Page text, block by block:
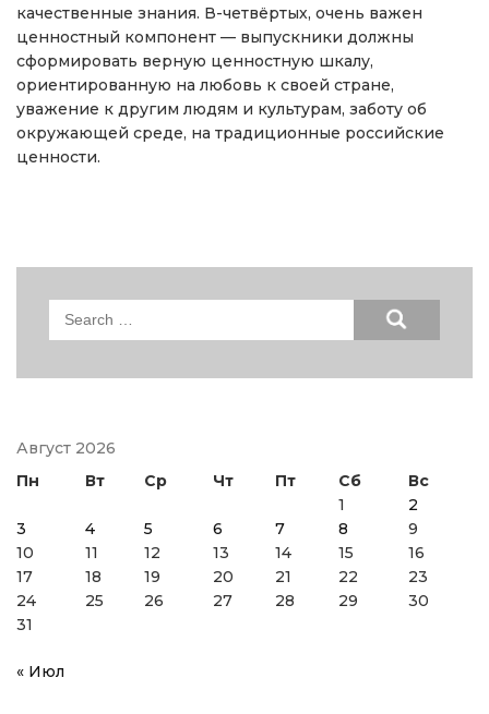
качественные знания. В-четвёртых, очень важен
ценностный компонент — выпускники должны
сформировать верную ценностную шкалу,
ориентированную на любовь к своей стране,
уважение к другим людям и культурам, заботу об
окружающей среде, на традиционные российские
ценности.
Search
Август 2026
Пн
Вт Ср Чт Пт Сб
Вс
1
2
3
4 5 6 7 8
9
10
11 12 13 14 15
16
17
18 19 20 21 22
23
24
25 26 27 28 29
30
31
« Июл